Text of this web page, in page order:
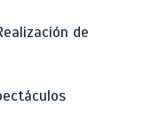
de